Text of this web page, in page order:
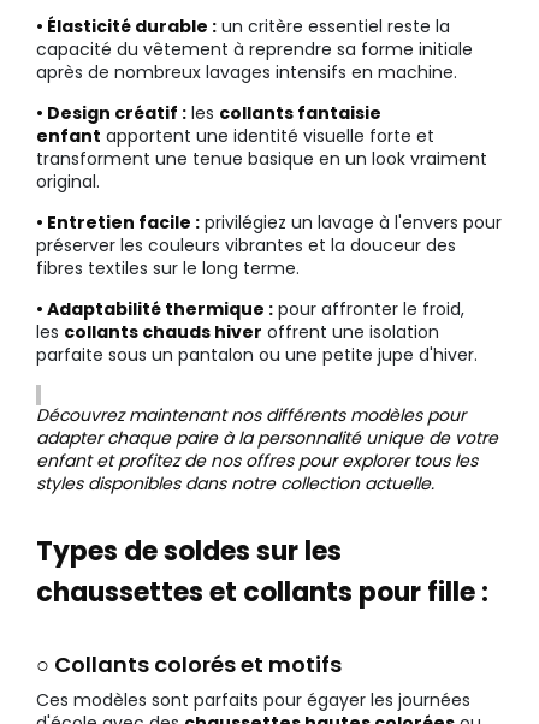
• Élasticité durable : un critère essentiel reste la
capacité du vêtement à reprendre sa forme initiale
après de nombreux lavages intensifs en machine.
• Design créatif : les collants fantaisie
enfant apportent une identité visuelle forte et
transforment une tenue basique en un look vraiment
original.
• Entretien facile : privilégiez un lavage à l'envers pour
préserver les couleurs vibrantes et la douceur des
fibres textiles sur le long terme.
• Adaptabilité thermique : pour affronter le froid,
les collants chauds hiver offrent une isolation
parfaite sous un pantalon ou une petite jupe d'hiver.
Découvrez maintenant nos différents modèles pour
adapter chaque paire à la personnalité unique de votre
enfant et profitez de nos offres pour explorer tous les
styles disponibles dans notre collection actuelle.
Types de soldes sur les
chaussettes et collants pour fille :
○ Collants colorés et motifs
Ces modèles sont parfaits pour égayer les journées